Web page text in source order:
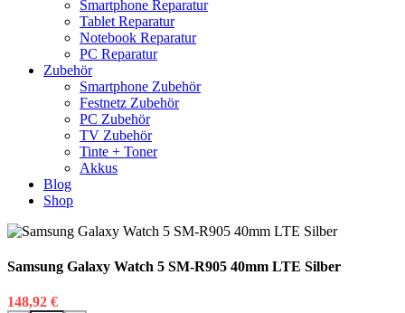
Smartphone Reparatur
Tablet Reparatur
Notebook Reparatur
PC Reparatur
Zubehör
Smartphone Zubehör
Festnetz Zubehör
PC Zubehör
TV Zubehör
Tinte + Toner
Akkus
Blog
Shop
Samsung Galaxy Watch 5 SM-R905 40mm LTE Silber
148,92 €